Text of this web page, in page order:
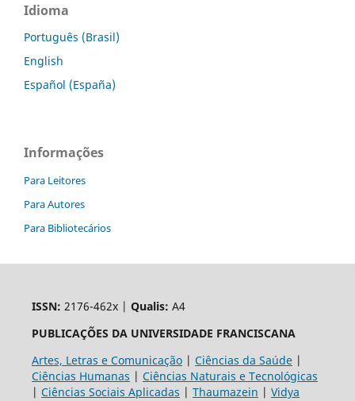
Idioma
Português (Brasil)
English
Español (España)
Informações
Para Leitores
Para Autores
Para Bibliotecários
ISSN: 2176-462x | Qualis: A4
PUBLICAÇÕES DA UNIVERSIDADE FRANCISCANA
Artes, Letras e Comunicação| Ciências da Saúde|
Ciências Humanas | Ciências Naturais e Tecnológicas
| Ciências Sociais Aplicadas | Thaumazein | Vidya